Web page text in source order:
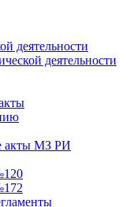
деятельности
деятельности
акты МЗ РИ